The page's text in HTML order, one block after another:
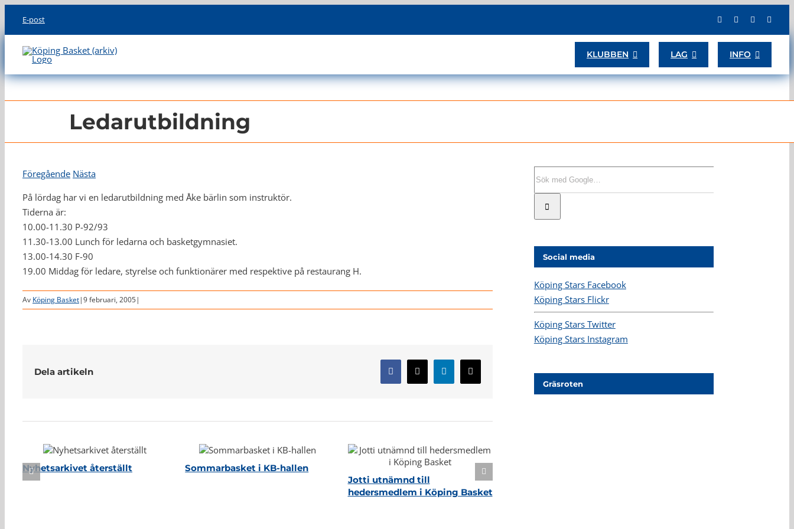
content
E-post
KLUBBEN LAG INFO
Ledarutbildning
Föregående Nästa
På lördag har vi en ledarutbildning med Åke bärlin som instruktör.
Tiderna är:
10.00-11.30 P-92/93
11.30-13.00 Lunch för ledarna och basketgymnasiet.
13.00-14.30 F-90
19.00 Middag för ledare, styrelse och funktionärer med respektive på restaurang H.
Av Köping Basket|9 februari, 2005|
Dela artikeln Facebook
X LinkedIn
E-
post
Nyhetsarkivet återställt
Sommarbasket i KB-hallen
Jotti utnämnd till
hedersmedlem i Köping Basket
Social media
Köping Stars Facebook
Köping Stars Flickr
Köping Stars Twitter
Köping Stars Instagram
Gräsroten